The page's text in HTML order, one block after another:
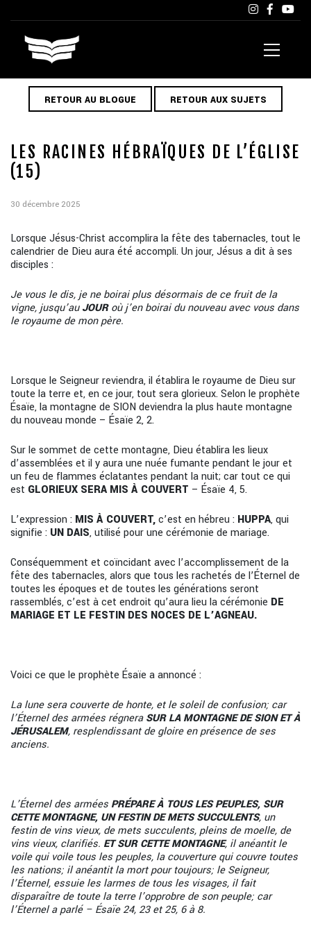
RETOUR AU BLOGUE RETOUR AUX SUJETS
LES RACINES HÉBRAÏQUES DE L’ÉGLISE
(15)
30 décembre 2025
Lorsque Jésus-Christ accomplira la fête des tabernacles, tout le
calendrier de Dieu aura été accompli. Un jour, Jésus a dit à ses
disciples :
Je vous le dis, je ne boirai plus désormais de ce fruit de la
vigne, jusqu’auJOURoù j’enboirai du nouveau avec vous dans
le royaume de mon père.
Lorsque le Seigneur reviendra, il établira le royaume de Dieu sur
toute la terre et, en ce jour, tout sera glorieux. Selon le prophète
Ésaïe, la montagne de SION deviendra la plus haute montagne
du nouveau monde – Ésaïe 2, 2.
Sur le sommet de cette montagne, Dieu établira les lieux
d’assemblées et il y aura une nuée fumante pendant le jour et
un feu de flammes éclatantes pendant la nuit; car tout ce qui
est GLORIEUX SERA MIS À COUVERT – Ésaïe 4, 5.
L’expression : MIS À COUVERT,c’est en hébreu : HUPPA, qui
signifie : UN DAIS, utilisé pour une cérémonie de mariage.
Conséquemment et coïncidant avec l’accomplissement de la
fête des tabernacles, alors que tous les rachetés de l’Éternel de
toutes les époques et de toutes les générations seront
rassemblés, c’est à cet endroit qu’aura lieu la cérémonie DE
MARIAGE ET LE FESTIN DES NOCES DE L’AGNEAU.
Voici ce que le prophète Ésaïe a annoncé :
La lune sera couverte de honte, et le soleil de confusion; car
l’Éternel des armées régneraSUR LA MONTAGNE DE SION ET À
JÉRUSALEM, resplendissant de gloire en présencede ses
anciens.
L’Éternel des armées PRÉPARE À TOUS LES PEUPLES, SUR
CETTE MONTAGNE, UNFESTIN DE METS SUCCULENTS, un
festin de vins vieux, de mets succulents, pleins demoelle, de
vins vieux, clarifiés. ET SUR CETTE MONTAGNE, il anéantit le
voile qui voiletous les peuples, la couverture qui couvre toutes
les nations; il anéantit la mort pour toujours; le Seigneur,
l’Éternel, essuie les larmes de tous les visages, il fait
disparaître de toute laterre l’opprobre de son peuple; car
l’Éternel a parlé – Ésaïe 24, 23 et 25, 6 à 8.